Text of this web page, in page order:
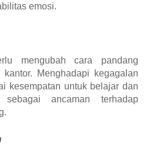
emosi.
mengubah cara pandang
Menghadapi kegagalan
kesempatan untuk belajar dan
sebagai ancaman terhadap